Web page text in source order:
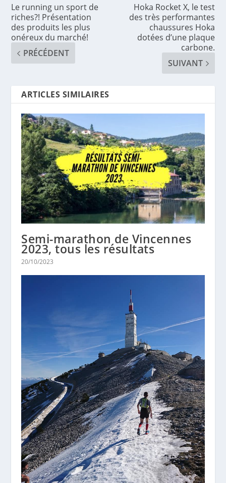
Le running un sport de
riches?! Présentation
des produits les plus
onéreux du marché!
PRÉCÉDENT
Hoka Rocket X, le test
des très performantes
chaussures Hoka
dotées d’une plaque
carbone.
SUIVANT
ARTICLES SIMILAIRES
Semi-marathon de Vincennes
2023, tous les résultats
20/10/2023